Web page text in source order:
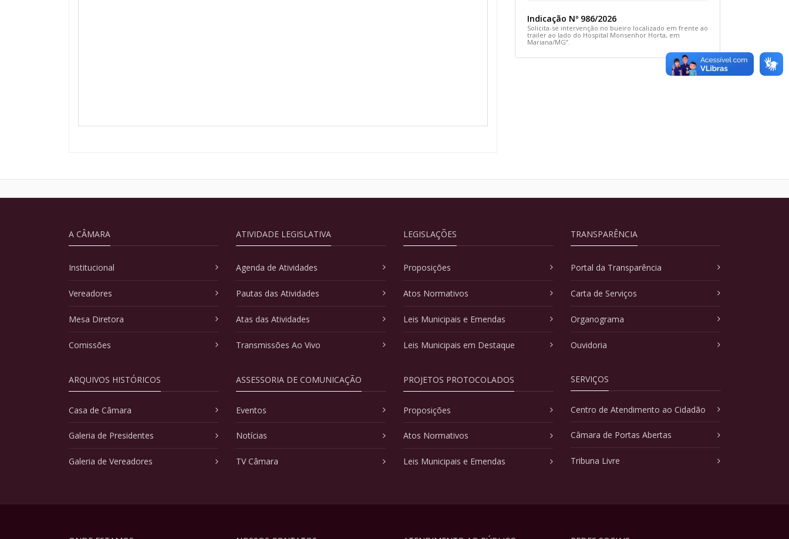
Indicação Nº 986/2026
Solicita-se intervenção no bueiro localizado em frente ao
trailer ao lado do Hospital Monsenhor Horta, em
Mariana/MG”.
A CÂMARA
Institucional
Vereadores
Mesa Diretora
Comissões
ARQUIVOS HISTÓRICOS
Casa de Câmara
Galeria de Presidentes
Galeria de Vereadores
ATIVIDADE LEGISLATIVA
Agenda de Atividades
Pautas das Atividades
Atas das Atividades
Transmissões Ao Vivo
ASSESSORIA DE COMUNICAÇÃO
Eventos
Notícias
TV Câmara
LEGISLAÇÕES
Proposições
Atos Normativos
Leis Municipais e Emendas
Leis Municipais em Destaque
PROJETOS PROTOCOLADOS
Proposições
Atos Normativos
Leis Municipais e Emendas
TRANSPARÊNCIA
Portal da Transparência
Carta de Serviços
Organograma
Ouvidoria
SERVIÇOS
Centro de Atendimento ao Cidadão
Câmara de Portas Abertas
Tribuna Livre